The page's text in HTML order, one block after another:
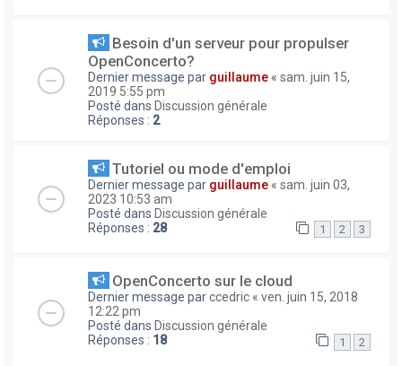
Besoin d'un serveur pour propulser
OpenConcerto?
Dernier message par guillaume « sam. juin 15,
2019 5:55 pm
Posté dans Discussion générale
Réponses : 2
Tutoriel ou mode d'emploi
Dernier message par guillaume « sam. juin 03,
2023 10:53 am
Posté dans Discussion générale
Réponses : 28 1 2 3
OpenConcerto sur le cloud
Dernier message parccedric « ven. juin 15, 2018
12:22 pm
Posté dans Discussion générale
Réponses : 18 1 2